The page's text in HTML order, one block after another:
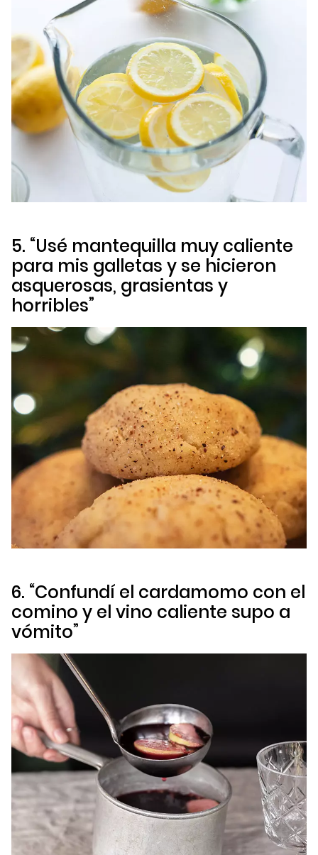
5. “Usé mantequilla muy caliente
para mis galletas y se hicieron
asquerosas, grasientas y
horribles”
6. “Confundí el cardamomo con el
comino y el vino caliente supo a
vómito”